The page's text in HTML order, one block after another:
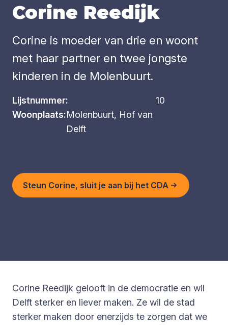
Corine Reedijk
Corine is moeder van drie en woont
met haar partner en twee jongste
kinderen in de Molenbuurt.
Lijstnummer:
10
Woonplaats:Molenbuurt, Hof van
Delft
Steun Corine, sluit je aan bij het CDA
Corine Reedijk gelooft in de democratie en wil
Delft sterker en liever maken. Ze wil de stad
sterker maken door enerzijds te zorgen dat we